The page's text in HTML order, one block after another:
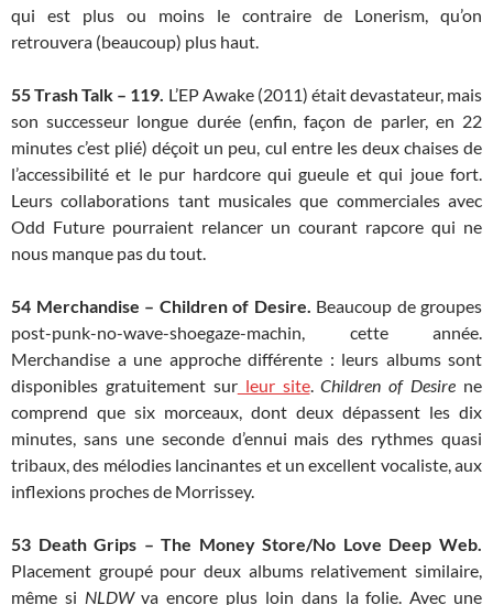
qui est plus ou moins le contraire de Lonerism, qu’on
retrouvera (beaucoup) plus haut.
55Trash Talk – 119. L’EP Awake (2011) était devastateur, mais
son successeur longue durée (enfin, façon de parler, en 22
minutes c’est plié) déçoit un peu, cul entre les deux chaises de
l’accessibilité et le pur hardcore qui gueule et qui joue fort.
Leurs collaborations tant musicales que commerciales avec
Odd Future pourraient relancer un courant rapcore qui ne
nous manque pas du tout.
54 Merchandise – Children of Desire. Beaucoup de groupes
post-punk-no-wave-shoegaze-machin, cette année.
Merchandise a une approche différente : leurs albums sont
disponibles gratuitement surleur site.Children of Desire ne
comprend que six morceaux, dont deux dépassent les dix
minutes, sans une seconde d’ennui mais des rythmes quasi
tribaux, des mélodies lancinantes et un excellent vocaliste, aux
inflexions proches de Morrissey.
53 Death Grips – The Money Store/No Love Deep Web.
Placement groupé pour deux albums relativement similaire,
même si NLDWva encore plus loin dans la folie. Avec une